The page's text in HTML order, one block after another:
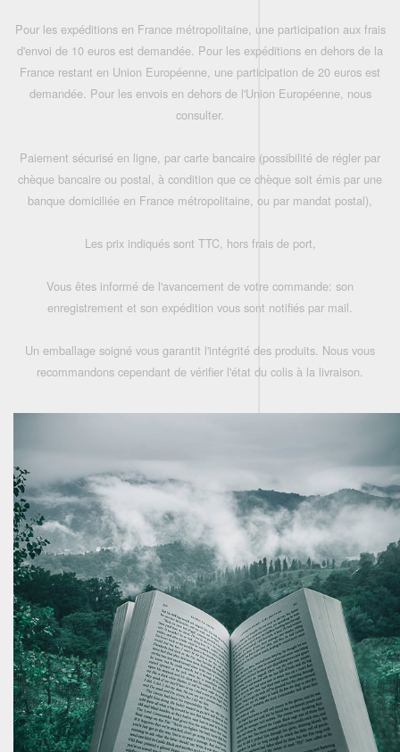
Pour les expéditions en France métropolitaine, une participation aux frais
d'envoi de 10 euros est demandée. Pour les expéditions en dehors de la
France restant en Union Européenne, une participation de 20 euros est
demandée. Pour les envois en dehors de l'Union Européenne, nous
consulter.
Paiement sécurisé en ligne, par carte bancaire (possibilité de régler par
chèque bancaire ou postal, à condition que ce chèque soit émis par une
banque domiciliée en France métropolitaine, ou par mandat postal),
Les prix indiqués sont TTC, hors frais de port,
Vous êtes informé de l'avancement de votre commande: son
enregistrement et son expédition vous sont notifiés par mail.
Un emballage soigné vous garantit l'intégrité des produits. Nous vous
recommandons cependant de vérifier l'état du colis à la livraison.